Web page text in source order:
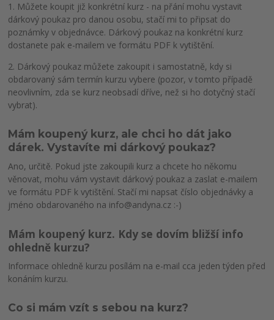
1. Můžete koupit již konkrétní kurz - na přání mohu vystavit
dárkový poukaz pro danou osobu, stačí mi to připsat do
poznámky v objednávce. Dárkový poukaz na konkrétní kurz
dostanete pak e-mailem ve formátu PDF k vytištění.
2. Dárkový poukaz můžete zakoupit i samostatně, kdy si
obdarovaný sám termín kurzu vybere (pozor, v tomto případě
neovlivním, zda se kurz neobsadí dříve, než si ho dotyčný stačí
vybrat).
Mám koupený kurz, ale chci ho dát jako
dárek. Vystavíte mi dárkový poukaz?
Ano, určitě. Pokud jste zakoupili kurz a chcete ho někomu
věnovat, mohu vám vystavit dárkový poukaz a zaslat e-mailem
ve formátu PDF k vytištění. Stačí mi napsat číslo objednávky a
jméno obdarovaného na info@andyna.cz :-)
Mám koupený kurz. Kdy se dovím bližší info
ohledně kurzu?
Informace ohledně kurzu posílám na e-mail cca jeden týden před
konáním kurzu.
Co si mám vzít s sebou na kurz?